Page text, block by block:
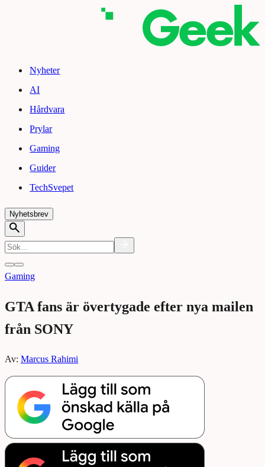
Nyheter
AI
Hårdvara
Prylar
Gaming
Guider
TechSvepet
Nyhetsbrev
Gaming
GTA fans är övertygade efter nya mailen
från SONY
Av: Marcus Rahimi